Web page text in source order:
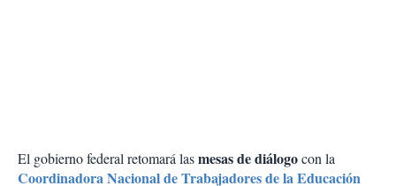
El gobierno federal retomará lasmesas de diálogocon la
Coordinadora Nacional de Trabajadores de la Educación